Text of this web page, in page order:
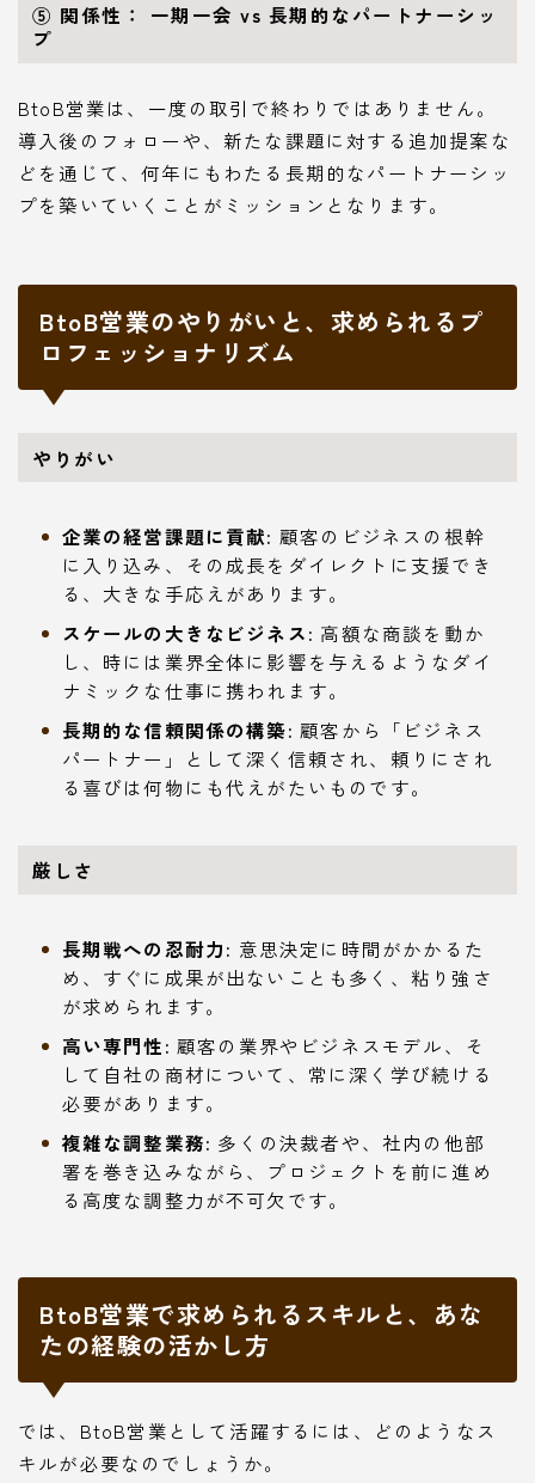
⑤ 関係性： 一期一会 vs 長期的なパートナーシッ
プ
BtoB営業は、一度の取引で終わりではありません。
導入後のフォローや、新たな課題に対する追加提案な
どを通じて、何年にもわたる長期的なパートナーシッ
プを築いていくことがミッションとなります。
BtoB営業のやりがいと、求められるプ
ロフェッショナリズム
やりがい
企業の経営課題に貢献: 顧客のビジネスの根幹
に入り込み、その成長をダイレクトに支援でき
る、大きな手応えがあります。
スケールの大きなビジネス: 高額な商談を動か
し、時には業界全体に影響を与えるようなダイ
ナミックな仕事に携われます。
長期的な信頼関係の構築: 顧客から「ビジネス
パートナー」として深く信頼され、頼りにされ
る喜びは何物にも代えがたいものです。
厳しさ
長期戦への忍耐力: 意思決定に時間がかかるた
め、すぐに成果が出ないことも多く、粘り強さ
が求められます。
高い専門性: 顧客の業界やビジネスモデル、そ
して自社の商材について、常に深く学び続ける
必要があります。
複雑な調整業務: 多くの決裁者や、社内の他部
署を巻き込みながら、プロジェクトを前に進め
る高度な調整力が不可欠です。
BtoB営業で求められるスキルと、あな
たの経験の活かし方
では、BtoB営業として活躍するには、どのようなス
キルが必要なのでしょうか。